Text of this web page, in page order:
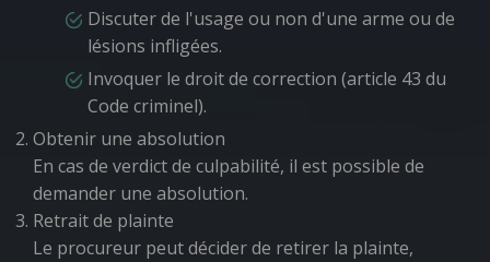
Discuter de l'usage ou non d'une arme ou de
lésions infligées.
Invoquer le droit de correction (article 43 du
Code criminel).
Obtenir une absolution
En cas de verdict de culpabilité, il est possible de
demander une absolution.
Retrait de plainte
Le procureur peut décider de retirer la plainte,